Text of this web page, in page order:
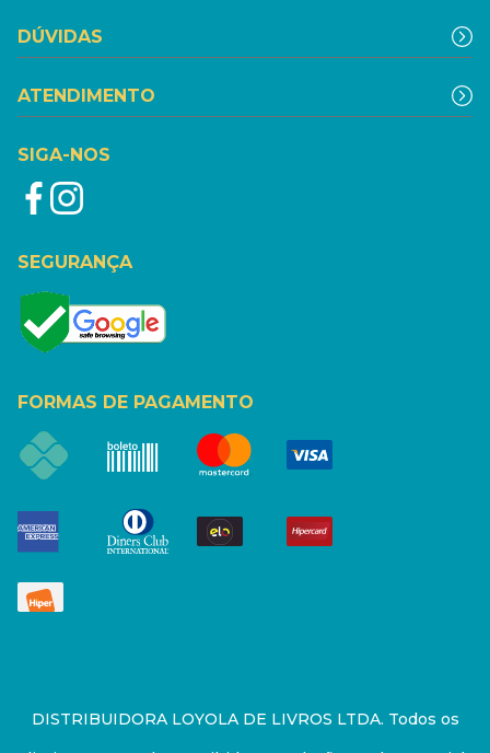
DÚVIDAS
ATENDIMENTO
SIGA-NOS
SEGURANÇA
FORMAS DE PAGAMENTO
DISTRIBUIDORA LOYOLA DE LIVROS LTDA. Todos os